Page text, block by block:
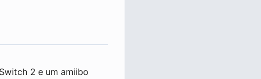
2 e um amiibo